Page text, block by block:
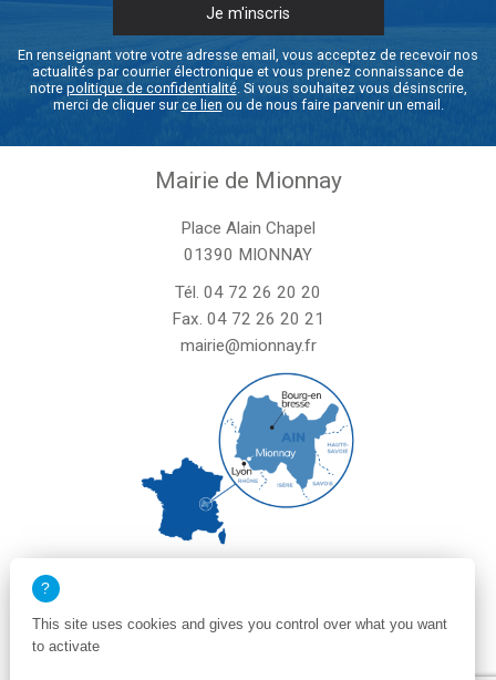
En renseignant votre votre adresse email, vous acceptez de recevoir nos
actualités par courrier électronique et vous prenez connaissance de
notre politique de confidentialité. Si vous souhaitez vous désinscrire,
merci de cliquer surce lien ou de nous faire parvenir un email.
Mairie de Mionnay
Place Alain Chapel
01390 MIONNAY
Tél. 04 72 26 20 20
Fax. 04 72 26 20 21
mairie@mionnay.fr
le vendredi de 8h30 à 12h et de 13h30 à 16h30
un samedi matin sur deux de 8h30 à 12h
This site uses cookies and gives you control over what you want
to activate